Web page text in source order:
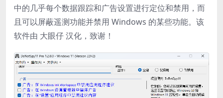
中的几乎每个数据跟踪和广告设置进行定位和禁用，而
且可以屏蔽遥测功能并禁用 Windows 的某些功能。该
软件由 大眼仔 汉化，致谢！